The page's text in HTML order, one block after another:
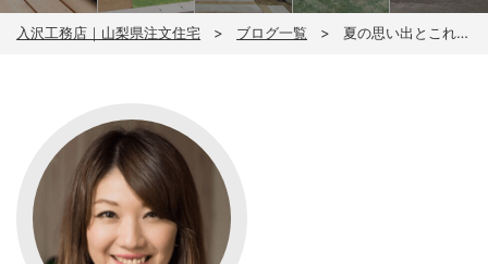
入沢工務店｜山梨県注文住宅 ブログ一覧 夏の思い出とこれから